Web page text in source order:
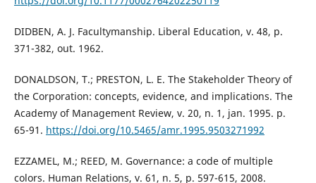
DIDBEN, A. J. Facultymanship. Liberal Education, v. 48, p.
371-382, out. 1962.
DONALDSON, T.; PRESTON, L. E. The Stakeholder Theory of
the Corporation: concepts, evidence, and implications. The
Academy of Management Review, v. 20, n. 1, jan. 1995. p.
65-91. https://doi.org/10.5465/amr.1995.9503271992
EZZAMEL, M.; REED, M. Governance: a code of multiple
colors. Human Relations, v. 61, n. 5, p. 597-615, 2008.